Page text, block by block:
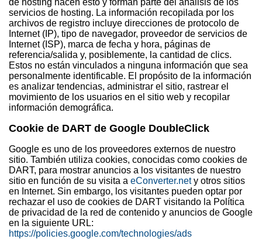
de hosting hacen esto y forman parte del análisis de los
servicios de hosting. La información recopilada por los
archivos de registro incluye direcciones de protocolo de
Internet (IP), tipo de navegador, proveedor de servicios de
Internet (ISP), marca de fecha y hora, páginas de
referencia/salida y, posiblemente, la cantidad de clics.
Estos no están vinculados a ninguna información que sea
personalmente identificable. El propósito de la información
es analizar tendencias, administrar el sitio, rastrear el
movimiento de los usuarios en el sitio web y recopilar
información demográfica.
Cookie de DART de Google DoubleClick
Google es uno de los proveedores externos de nuestro
sitio. También utiliza cookies, conocidas como cookies de
DART, para mostrar anuncios a los visitantes de nuestro
sitio en función de su visita a eConverter.nety otros sitios
en Internet. Sin embargo, los visitantes pueden optar por
rechazar el uso de cookies de DART visitando la Política
de privacidad de la red de contenido y anuncios de Google
en la siguiente URL:
https://policies.google.com/technologies/ads